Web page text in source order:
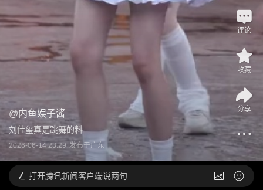
@内鱼娱子酱
刘佳玺真是跳舞的料
2026-06-14 23:29 发布于广东
评论
收藏
分享
打开腾讯新闻客户端说两句